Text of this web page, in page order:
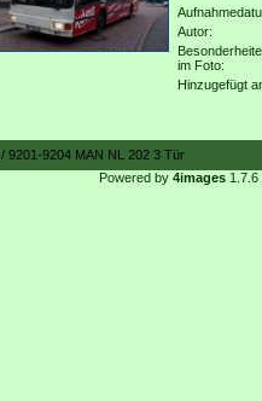
Autor:
im Foto:
Hinzugefügt
/ 9201-9204 MAN NL 202 3 Tür
Powered by 4images1.7.6